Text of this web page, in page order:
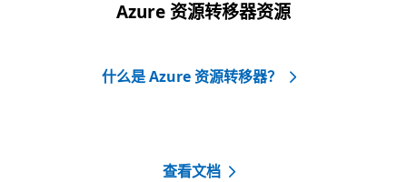
Azure 资源转移器资源
什么是 Azure 资源转移器？
查看文档